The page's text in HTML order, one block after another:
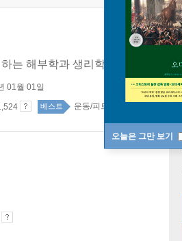
오늘은 그만 보기
는 해부학과 생리학의 원리
01월 01일
베스트 운동/피트니스 46위